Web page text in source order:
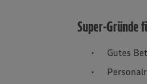
Super-Gründe
Gutes